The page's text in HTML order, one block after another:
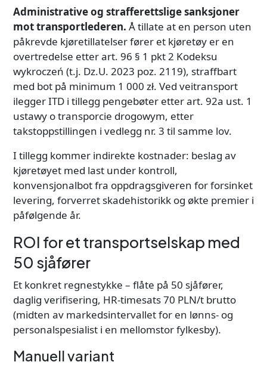
Administrative og strafferettslige sanksjoner
mot transportlederen. Å tillate at en person uten
påkrevde kjøretillatelser fører et kjøretøy er en
overtredelse etter art. 96 § 1 pkt 2 Kodeksu
wykroczeń (t.j. Dz.U. 2023 poz. 2119), straffbart
med bot på minimum 1 000 zł. Ved veitransport
ilegger ITD i tillegg pengebøter etter art. 92a ust. 1
ustawy o transporcie drogowym, etter
takstoppstillingen i vedlegg nr. 3 til samme lov.
I tillegg kommer indirekte kostnader: beslag av
kjøretøyet med last under kontroll,
konvensjonalbot fra oppdragsgiveren for forsinket
levering, forverret skadehistorikk og økte premier i
påfølgende år.
ROI for et transportselskap med
50 sjåfører
Et konkret regnestykke – flåte på 50 sjåfører,
daglig verifisering, HR-timesats 70 PLN/t brutto
(midten av markedsintervallet for en lønns- og
personalspesialist i en mellomstor fylkesby).
Manuell variant